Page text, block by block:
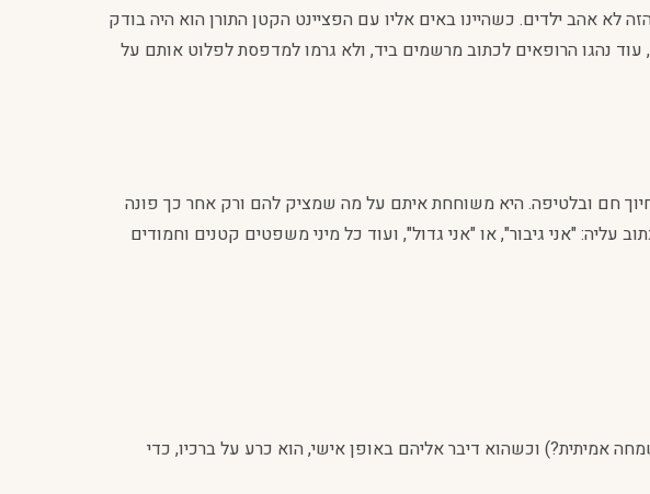
לא אהב ילדים. כשהיינו באים אליו עם הפציינט הקטן התורן הוא היה בודק
עוד נהגו הרופאים לכתוב מרשמים ביד, ולא גרמו למדפסת לפלוט אותם על
חם ובלטיפה. היא משוחחת איתם על מה שמציק להם ורק אחר כך פונה
"אני גיבור", או "אני גדול", ועוד כל מיני משפטים קטנים וחמודים
אמיתית?) וכשהוא דיבר אליהם באופן אישי, הוא כרע על ברכיו, כדי